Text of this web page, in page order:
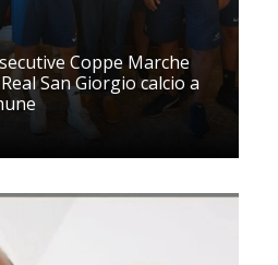
Coppe Marche
San Giorgio calcio a